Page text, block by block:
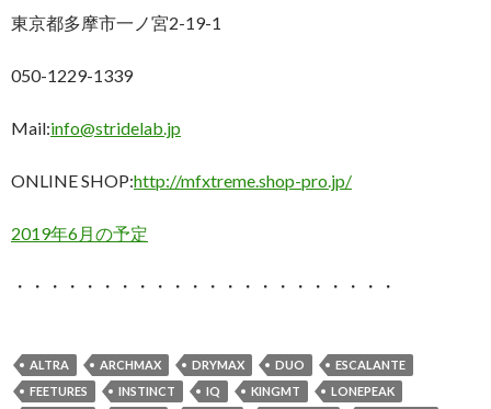
東京都多摩市一ノ宮2-19-1
050-1229-1339
Mail:info@stridelab.jp
ONLINE SHOP:http://mfxtreme.shop-pro.jp/
2019年6月の予定
・・・・・・・・・・・・・・・・・・・・・・
ALTRA ARCHMAX DRYMAX DUO
ESCALANTE
FEETURES
INSTINCT IQ KINGMT
LONEPEAK